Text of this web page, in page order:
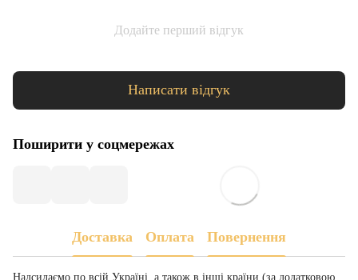
Додайте перший відгук
Написати відгук
Поширити у соцмережах
Доставка Оплата Повернення
Надсилаємо по всій Україні, а також в інші країни (за додатковою